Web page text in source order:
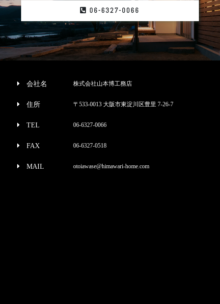
06-6327-0066
会社名 株式会社山本博工務店
住所 〒533-0013 大阪市東淀川区豊里 7-26-7
TEL 06-6327-0066
FAX 06-6327-0518
MAIL otoiawase@himawari-home.com